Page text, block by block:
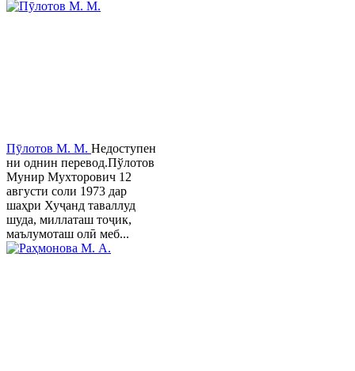
Пӯлотов М. М. Недоступен
ни однин перевод.Пўлотов
Мунир Мухторович 12
августи соли 1973 дар
шаҳри Хуҷанд таваллуд
шуда, миллаташ тоҷик,
маълумоташ олӣ меб...